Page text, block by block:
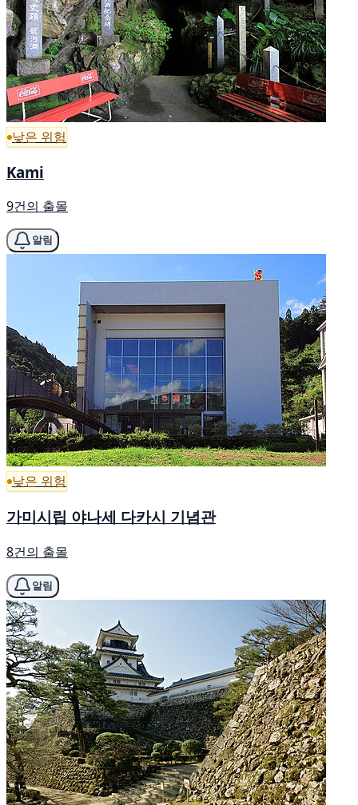
낮은 위험
Kami
9건의 출몰
알림
낮은 위험
가미시립 야나세 다카시 기념관
8건의 출몰
알림